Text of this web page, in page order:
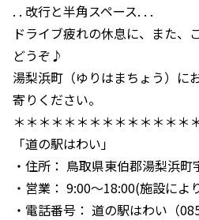
. . 改行と半角スペース. . .
ドライブ疲れの休息に、また、
どうぞ♪
湯梨浜町（ゆりはまちょう）に
寄りください。
＊＊＊＊＊＊＊＊＊＊＊＊＊＊
「道の駅はわい」
・住所： 鳥取県東伯郡湯梨浜町
・営業： 9:00～18:00(施設によ
・電話番号： 道の駅はわい（